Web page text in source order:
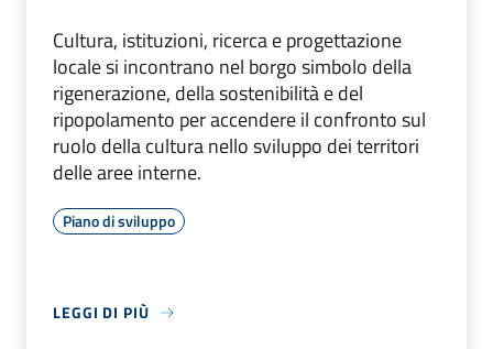
Cultura, istituzioni, ricerca e progettazione
locale si incontrano nel borgo simbolo della
rigenerazione, della sostenibilità e del
ripopolamento per accendere il confronto sul
ruolo della cultura nello sviluppo dei territori
delle aree interne.
Piano di sviluppo
LEGGI DI PIÙ